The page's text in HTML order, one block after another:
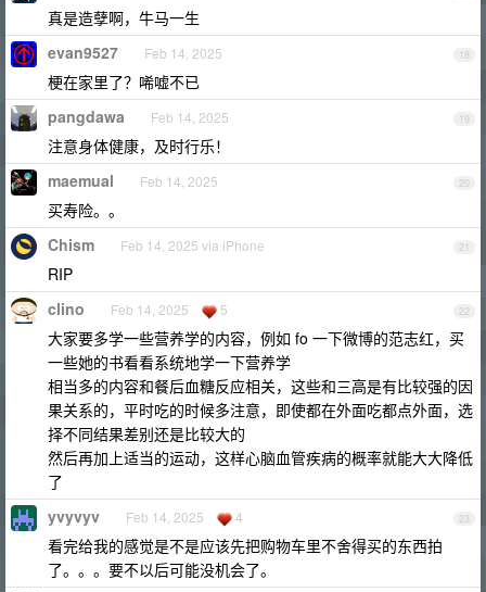
真是造孽啊，牛马一生
18
evan9527 Feb 14, 2025
梗在家里了？唏嘘不已
19
pangdawa Feb 14, 2025
注意身体健康，及时行乐！
20
maemual Feb 14, 2025
买寿险。。
21
Chism Feb 14, 2025 via iPhone
RIP
22
clino Feb 14, 2025 5
大家要多学一些营养学的内容，例如 fo 一下微博的范志红，买
一些她的书看看系统地学一下营养学
相当多的内容和餐后血糖反应相关，这些和三高是有比较强的因
果关系的，平时吃的时候多注意，即使都在外面吃都点外面，选
择不同结果差别还是比较大的
然后再加上适当的运动，这样心脑血管疾病的概率就能大大降低
了
23
yvyvyv Feb 14, 2025 4
看完给我的感觉是不是应该先把购物车里不舍得买的东西拍
了。。。要不以后可能没机会了。